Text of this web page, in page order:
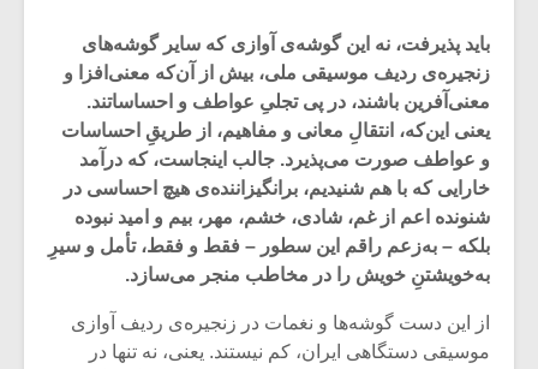
باید پذیرفت، نه این گوشه‌ی آوازی که سایر گوشه‌های
زنجیره‌ی ردیف موسیقی ملی، بیش از آن‌که معنی‌افزا و
معنی‌آفرین باشند، در پی تجلیِ عواطف و احساساتند.
یعنی این‌که، انتقالِ معانی و مفاهیم، از طریقِ احساسات
و عواطف صورت می‌پذیرد. جالب اینجاست، که درآمد
خارایی که با هم شنیدیم، برانگیزاننده‌ی هیچ احساسی در
شنونده اعم از غم، شادی، خشم، مهر، بیم و امید نبوده
بلکه – به‌زعم راقم این سطور – فقط و فقط، تأمل و سیرِ
به‌خویشتنِ خویش را در مخاطب منجر می‌سازد.
از این دست گوشه‌ها و نغمات در زنجیره‌ی ردیف آوازی
موسیقی دستگاهی ایران، کم نیستند. یعنی، نه تنها در